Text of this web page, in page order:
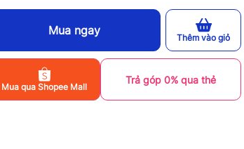
Mua ngay Thêm vào giỏ
Mua qua Shopee Mall
Trả góp 0% qua thẻ